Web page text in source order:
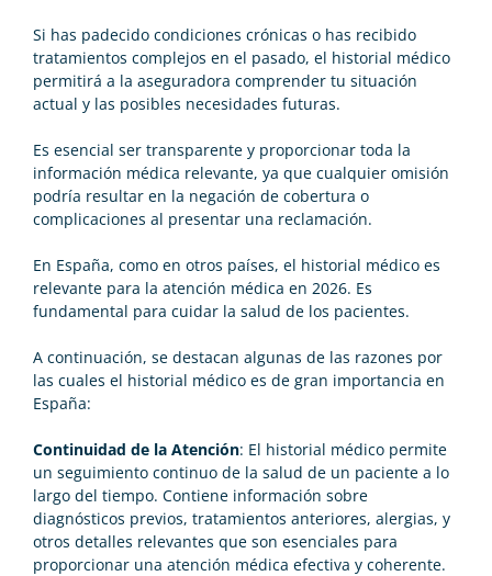
Si has padecido condiciones crónicas o has recibido
tratamientos complejos en el pasado, el historial médico
permitirá a la aseguradora comprender tu situación
actual y las posibles necesidades futuras.
Es esencial ser transparente y proporcionar toda la
información médica relevante, ya que cualquier omisión
podría resultar en la negación de cobertura o
complicaciones al presentar una reclamación.
En España, como en otros países, el historial médico es
relevante para la atención médica en 2026. Es
fundamental para cuidar la salud de los pacientes.
A continuación, se destacan algunas de las razones por
las cuales el historial médico es de gran importancia en
España:
Continuidad de la Atención: El historial médico permite
un seguimiento continuo de la salud de un paciente a lo
largo del tiempo. Contiene información sobre
diagnósticos previos, tratamientos anteriores, alergias, y
otros detalles relevantes que son esenciales para
proporcionar una atención médica efectiva y coherente.